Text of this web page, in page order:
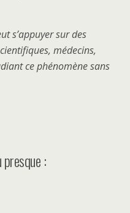
s’appuyer sur des
médecins,
ce phénomène sans
: